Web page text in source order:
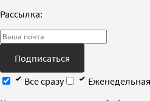
Рассылка:
Подписаться
Все сразу
Еженедельная